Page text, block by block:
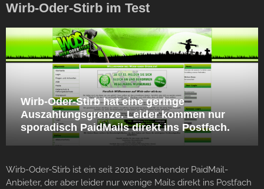
Wirb-Oder-Stirb im Test
Wirb-Oder-Stirb hat eine geringe
Auszahlungsgrenze. Leider kommen nur
sporadisch PaidMails direkt ins Postfach.
Wirb-Oder-Stirb ist ein seit 2010 bestehender PaidMail-
Anbieter, der aber leider nur wenige Mails direkt ins Postfach